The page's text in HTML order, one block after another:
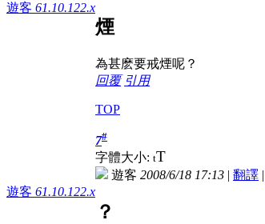
遊客 61.10.122.x
煙
為甚麽要戒煙呢？
回覆 引用
TOP
遊客 61.10.122.x
7#
字體大小: tT
遊客 2008/6/18 17:13 | 翻譯 |
？